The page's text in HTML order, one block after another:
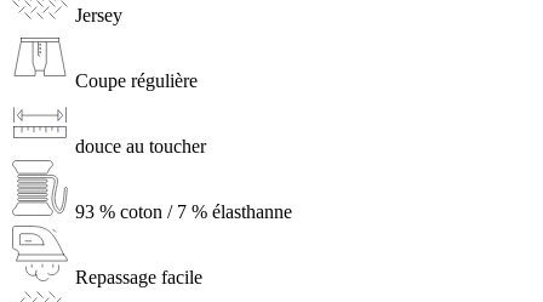
Jersey
Coupe régulière
douce au toucher
93 % coton / 7 % élasthanne
Repassage facile